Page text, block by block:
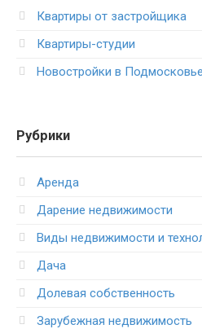
Квартиры от застройщика
Квартиры-студии
Новостройки в Подмосковье
Рубрики
Аренда
Дарение недвижимости
Виды недвижимости и
Дача
Долевая собственность
Зарубежная недвижимость